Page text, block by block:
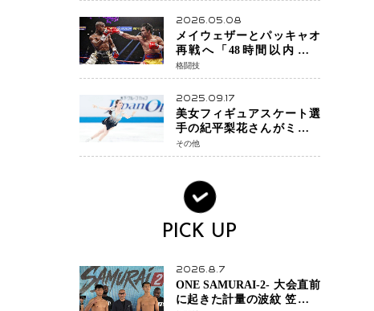
始動
2026.05.08
メイウェザーとパッキャオ
再戦へ「48時間以内に決
着」公式戦かエキシビショ
ンか混迷続く
格闘技
2025.09.17
美女フィギュアスケート選
手の紀平梨花さんがミラノ
五輪出場断念 中部選手権欠
場を発表「安全最優先の判
その他
PICK UP
2026.8.7
ONE SAMURAI-2- 大会直前
に起きた計量の波紋 笠原弘